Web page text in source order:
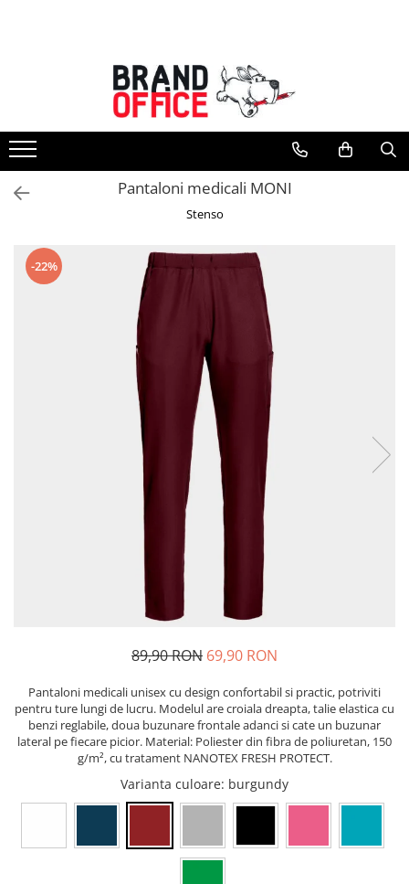
Unitate Protejata - PRODUCTIE
Hartie copiator si produse
tipografice
Produse consumabile din hartie
Detergenti si dezinfectanti
Saci menajeri (Unitate Protejata)
Agende, calendare si organizatoare
Agende personalizabile
Organizatoare business
Birotica si papetarie
Hartie si articole din hartie
Bibliorafturi, caiete mecanice,
Capsatoare, capse si perforatoare
Caiete si blocnotesuri
Dosare, folii protectie si mape
Accesorii diverse pentru birou
Etichetare si ambalare
Arhivare si depozitare
Pixuri metalice
Pixuri cu gel
Stilouri
Seturi de scris Premium
Instrumente de scris eco
Creioane mecanice si grafit
Finelinere
Pantaloni medicali MONI
Stenso
-22%
89,90 RON 69,90 RON
Pantaloni medicali unisex cu design confortabil si practic, potriviti
pentru ture lungi de lucru. Modelul are croiala dreapta, talie elastica cu
benzi reglabile, doua buzunare frontale adanci si cate un buzunar
lateral pe fiecare picior. Material: Poliester din fibra de poliuretan, 150
g/m², cu tratament NANOTEX FRESH PROTECT.
Varianta culoare: burgundy